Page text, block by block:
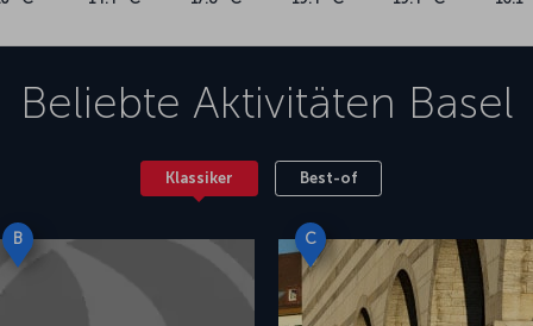
Beliebte Aktivitäten Basel
Klassiker Best-of
B C